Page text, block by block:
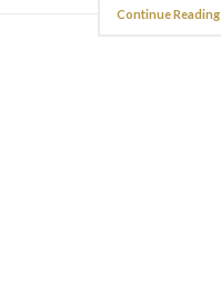
Continue Reading